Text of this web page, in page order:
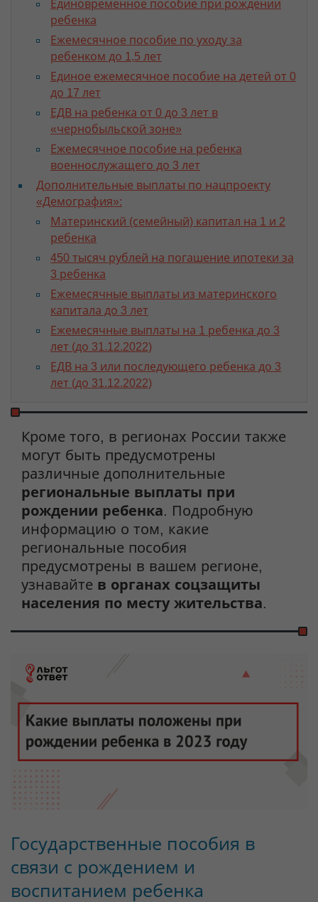
Единовременное пособие при рождении
ребенка
Ежемесячное пособие по уходу за
ребенком до 1,5 лет
Единое ежемесячное пособие на детей от 0
до 17 лет
ЕДВ на ребенка от 0 до 3 лет в
«чернобыльской зоне»
Ежемесячное пособие на ребенка
военнослужащего до 3 лет
Дополнительные выплаты по нацпроекту
«Демография»:
Материнский (семейный) капитал на 1 и 2
ребенка
450 тысяч рублей на погашение ипотеки за
3 ребенка
Ежемесячные выплаты из материнского
капитала до 3 лет
Ежемесячные выплаты на 1 ребенка до 3
лет (до 31.12.2022)
ЕДВ на 3 или последующего ребенка до 3
лет (до 31.12.2022)
Кроме того, в регионах России также
могут быть предусмотрены
различные дополнительные
региональные выплаты при
рождении ребенка. Подробную
информацию о том, какие
региональные пособия
предусмотрены в вашем регионе,
узнавайте в органах соцзащиты
населения по месту жительства.
Государственные пособия в
связи с рождением и
воспитанием ребенка